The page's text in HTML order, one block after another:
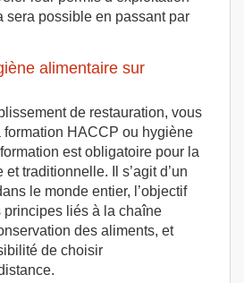
sera possible en passant par
alimentaire sur
de restauration, vous
formation HACCP ou hygiène
est obligatoire pour la
traditionnelle. Il s’agit d’un
le monde entier, l’objectif
principes liés à la chaîne
des aliments, et
de choisir